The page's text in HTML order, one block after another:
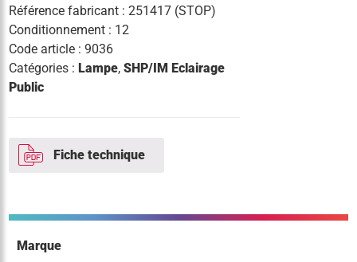
Référence fabricant :251417 (STOP)
Conditionnement : 12
Code article :9036
Catégories :Lampe,SHP/IM Eclairage
Public
Fiche technique
Marque